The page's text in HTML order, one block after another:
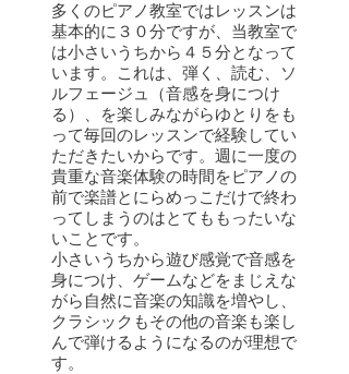
多くのピアノ教室ではレッスンは
基本的に３０分ですが、当教室で
は小さいうちから４５分となって
います。これは、弾く、読む、ソ
ルフェージュ（音感を身につけ
る）、を楽しみながらゆとりをも
って毎回のレッスンで経験してい
ただきたいからです。週に一度の
貴重な音楽体験の時間をピアノの
前で楽譜とにらめっこだけで終わ
ってしまうのはとてももったいな
いことです。
小さいうちから遊び感覚で音感を
身につけ、ゲームなどをまじえな
がら自然に音楽の知識を増やし、
クラシックもその他の音楽も楽し
んで弾けるようになるのが理想で
す。